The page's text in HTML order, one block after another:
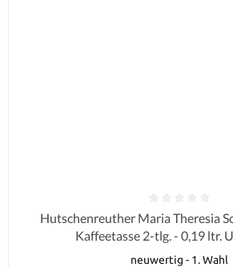
Durchschnittliche Bewertung von
Hutschenreuther Maria Theresia
Kaffeetasse 2-tlg. - 0,19 ltr.
neuwertig - 1. Wahl